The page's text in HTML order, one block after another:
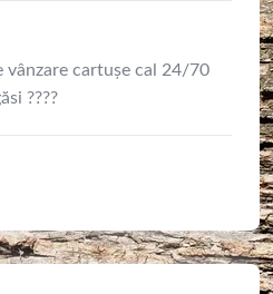
vânzare cartușe cal 24/70
????